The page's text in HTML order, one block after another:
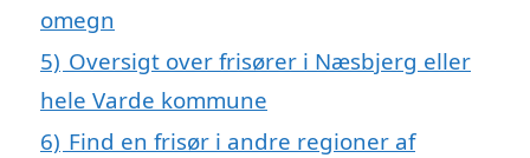
omegn
5) Oversigt over frisører i Næsbjerg eller
hele Varde kommune
6) Find en frisør i andre regioner af